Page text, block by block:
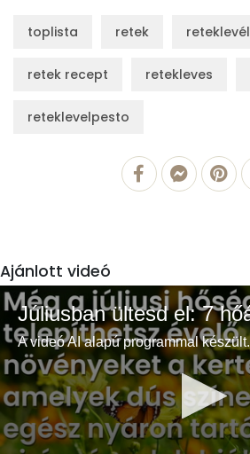
toplista retek reteklevél
retek recept retekleves
reteklevelpesto
Ajánlott videó
A videó AI alapú programmal készült.